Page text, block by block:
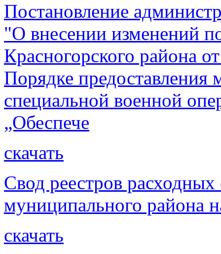
Постановление
"О внесении изменений
Красногорского района
Порядке
специальной военной
„Обеспече
скачать
Свод реестров расходных
муниципального района
скачать